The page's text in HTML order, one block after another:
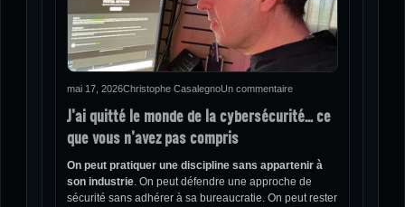
mai 17, 2026Christophe CasalegnoUn commentaire
J’ai quitté le monde de la cybersécurité… ce
que vous n’avez pas compris
On peut pratiquer une discipline sans appartenir à
son industrie. On peut défendre une approche de
sécurité sans adhérer à sa bureaucratie. On peut rester